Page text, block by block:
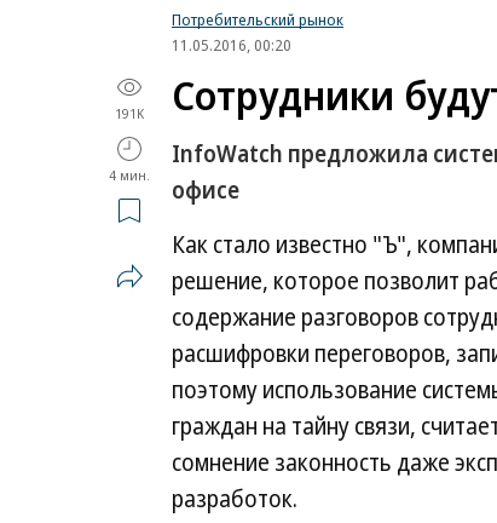
Потребительский рынок
11.05.2016, 00:20
191K
4 мин.
Сотрудники
InfoWatch предложила
офисе
Как стало известно "Ъ",
решение, которое позволит
содержание разговоров
расшифровки переговоров,
поэтому использование
граждан на тайну связи,
сомнение законность даже
разработок.